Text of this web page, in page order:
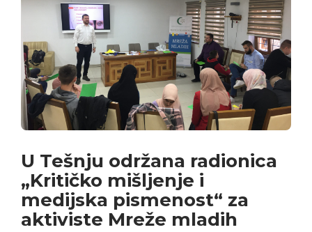
U Tešnju održana radionica
„Kritičko mišljenje i
medijska pismenost“ za
aktiviste Mreže mladih